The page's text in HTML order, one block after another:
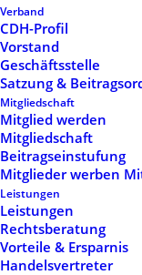
Verband
CDH-Profil
Vorstand
Geschäftsstelle
Satzung &
Mitgliedschaft
Mitglied werden
Mitgliedschaft
Beitragseinstufung
Mitglieder werben
Leistungen
Leistungen
Rechtsberatung
Vorteile & Ersparnis
Handelsvertreter